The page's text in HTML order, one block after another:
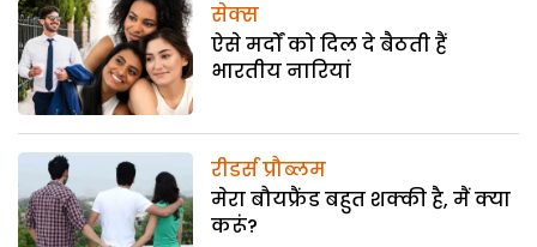
सेक्स
ऐसे मर्दों को दिल दे बैठती हैं
भारतीय नारियां
रीडर्स प्रौब्लम
मेरा बौयफ्रैंड बहुत शक्की है, मैं क्या
करूं?